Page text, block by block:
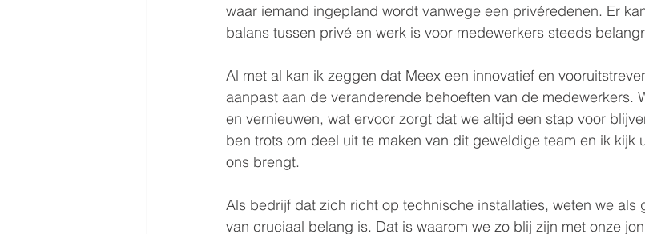
waar iemand ingepland wordt vanwege een privéredenen. Er
balans tussen privé en werk is voor medewerkers steeds
Al met al kan ik zeggen dat Meex een innovatief en
aanpast aan de veranderende behoeften van de medewerkers.
en vernieuwen, wat ervoor zorgt dat we altijd een stap voor
ben trots om deel uit te maken van dit geweldige team en ik kijk
ons brengt.
Als bedrijf dat zich richt op technische installaties, weten we als
van cruciaal belang is. Dat is waarom we zo blij zijn met onze